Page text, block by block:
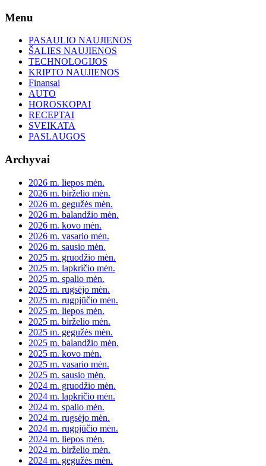
Skip
content
Menu
PASAULIO NAUJIENOS
ŠALIES NAUJIENOS
TECHNOLOGIJOS
KRIPTO NAUJIENOS
Finansai
AUTO
HOROSKOPAI
RECEPTAI
SVEIKATA
PASLAUGOS
Archyvai
2026 m. liepos mėn.
2026 m. birželio mėn.
2026 m. gegužės mėn.
2026 m. balandžio mėn.
2026 m. kovo mėn.
2026 m. vasario mėn.
2026 m. sausio mėn.
2025 m. gruodžio mėn.
2025 m. lapkričio mėn.
2025 m. spalio mėn.
2025 m. rugsėjo mėn.
2025 m. rugpjūčio mėn.
2025 m. liepos mėn.
2025 m. birželio mėn.
2025 m. gegužės mėn.
2025 m. balandžio mėn.
2025 m. kovo mėn.
2025 m. vasario mėn.
2025 m. sausio mėn.
2024 m. gruodžio mėn.
2024 m. lapkričio mėn.
2024 m. spalio mėn.
2024 m. rugsėjo mėn.
2024 m. rugpjūčio mėn.
2024 m. liepos mėn.
2024 m. birželio mėn.
2024 m. gegužės mėn.